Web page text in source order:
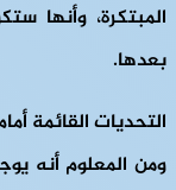
المبتكرة، وأنها
بعدها.
التحديات القائمة
ومن المعلوم أنه